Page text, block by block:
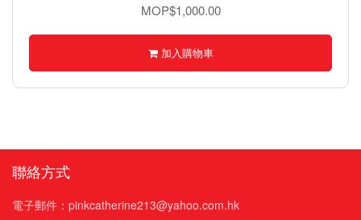
MOP$1,000.00
加入購物車
聯絡方式
電子郵件：pinkcatherine213@yahoo.com.hk